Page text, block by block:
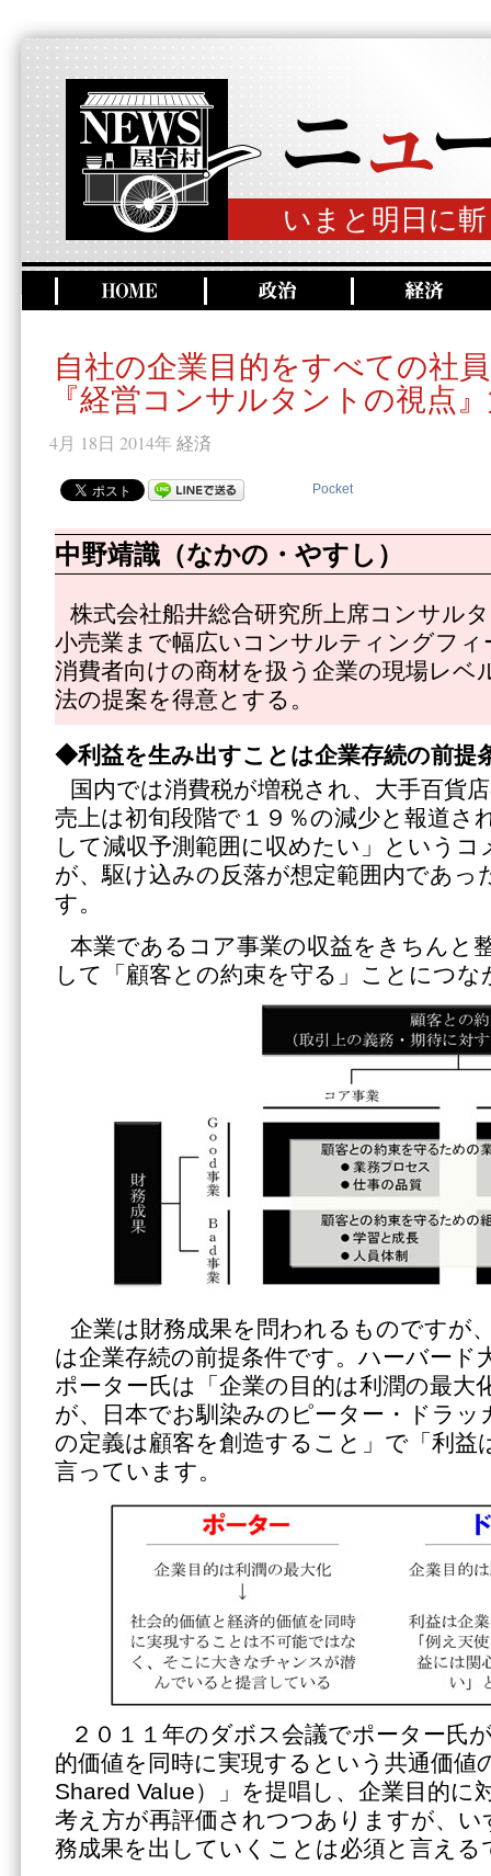
いまと明日に
自社の企業目的をすべての社
『経営コンサルタントの視点
4月 18日 2014年 経済
Pocket
中野靖識（なかの・やすし）
株式会社船井総合研究所上席コンサル
小売業まで幅広いコンサルティングフ
消費者向けの商材を扱う企業の現場レベ
法の提案を得意とする。
◆利益を生み出すことは企業存続の前提
国内では消費税が増税され、大手百貨
売上は初旬段階で１９％の減少と報道さ
して減収予測範囲に収めたい」という
が、駆け込みの反落が想定範囲内であっ
す。
本業であるコア事業の収益をきちんと
して「顧客との約束を守る」ことにつな
企業は財務成果を問われるものですが
は企業存続の前提条件です。ハーバード
ポーター氏は「企業の目的は利潤の最大
が、日本でお馴染みのピーター・ドラッ
の定義は顧客を創造すること」で「利益
言っています。
２０１１年のダボス会議でポーター氏
的価値を同時に実現するという共通価値
Shared Value）」を提唱し、企業目的に
考え方が再評価されつつありますが、
務成果を出していくことは必須と言える